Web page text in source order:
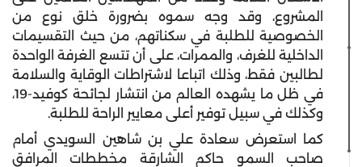
المشروع، وقد وجه سموه بضرورة خلق نوع من
الخصوصية للطلبة في سكناتهم، من حيث التقسيمات
الداخلية للغرف، والممرات، على أن تتسع الغرفة الواحدة
لطالبين فقط، وذلك اتباعا لاشتراطات الوقاية والسلامة
في ظل ما يشهده العالم من انتشار لجائحة كوفيد-19،
وكذلك في سبيل توفير أعلى معايير الراحة للطلبة.
كما استعرض سعادة علي بن شاهين السويدي أمام
صاحب السمو حاكم الشارقة مخططات المرافق